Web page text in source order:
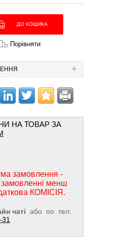
Порівняти
НА ТОВАР ЗА
замовлення -
менш
КОМІСІЯ.
чаті або по тел: